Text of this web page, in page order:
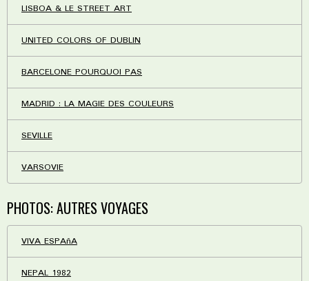
LISBOA & LE STREET ART
UNITED COLORS OF DUBLIN
BARCELONE POURQUOI PAS
MADRID : LA MAGIE DES COULEURS
SEVILLE
VARSOVIE
PHOTOS: AUTRES VOYAGES
VIVA ESPAñA
NEPAL 1982